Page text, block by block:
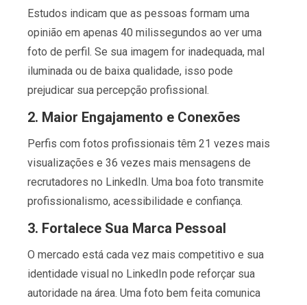
Estudos indicam que as pessoas formam uma
opinião em apenas 40 milissegundos ao ver uma
foto de perfil. Se sua imagem for inadequada, mal
iluminada ou de baixa qualidade, isso pode
prejudicar sua percepção profissional.
2. Maior Engajamento e Conexões
Perfis com fotos profissionais têm 21 vezes mais
visualizações e 36 vezes mais mensagens de
recrutadores no LinkedIn. Uma boa foto transmite
profissionalismo, acessibilidade e confiança.
3. Fortalece Sua Marca Pessoal
O mercado está cada vez mais competitivo e sua
identidade visual no LinkedIn pode reforçar sua
autoridade na área. Uma foto bem feita comunica